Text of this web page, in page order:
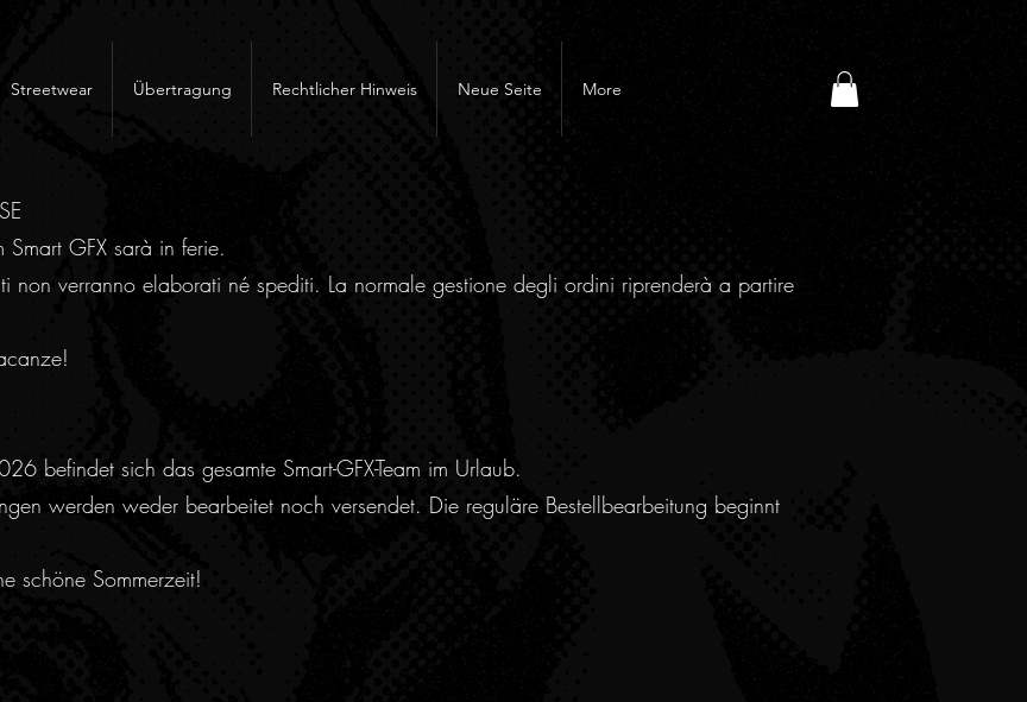
Streetwear Übertragung Rechtlicher Hinweis Neue Seite More
GFX sarà in ferie.
non verranno elaborati né spediti. La normale gestione degli ordini riprenderà a partire
befindet sich das gesamte Smart-GFX-Team im Urlaub.
werden weder bearbeitet noch versendet. Die reguläre Bestellbearbeitung beginnt
schöne Sommerzeit!